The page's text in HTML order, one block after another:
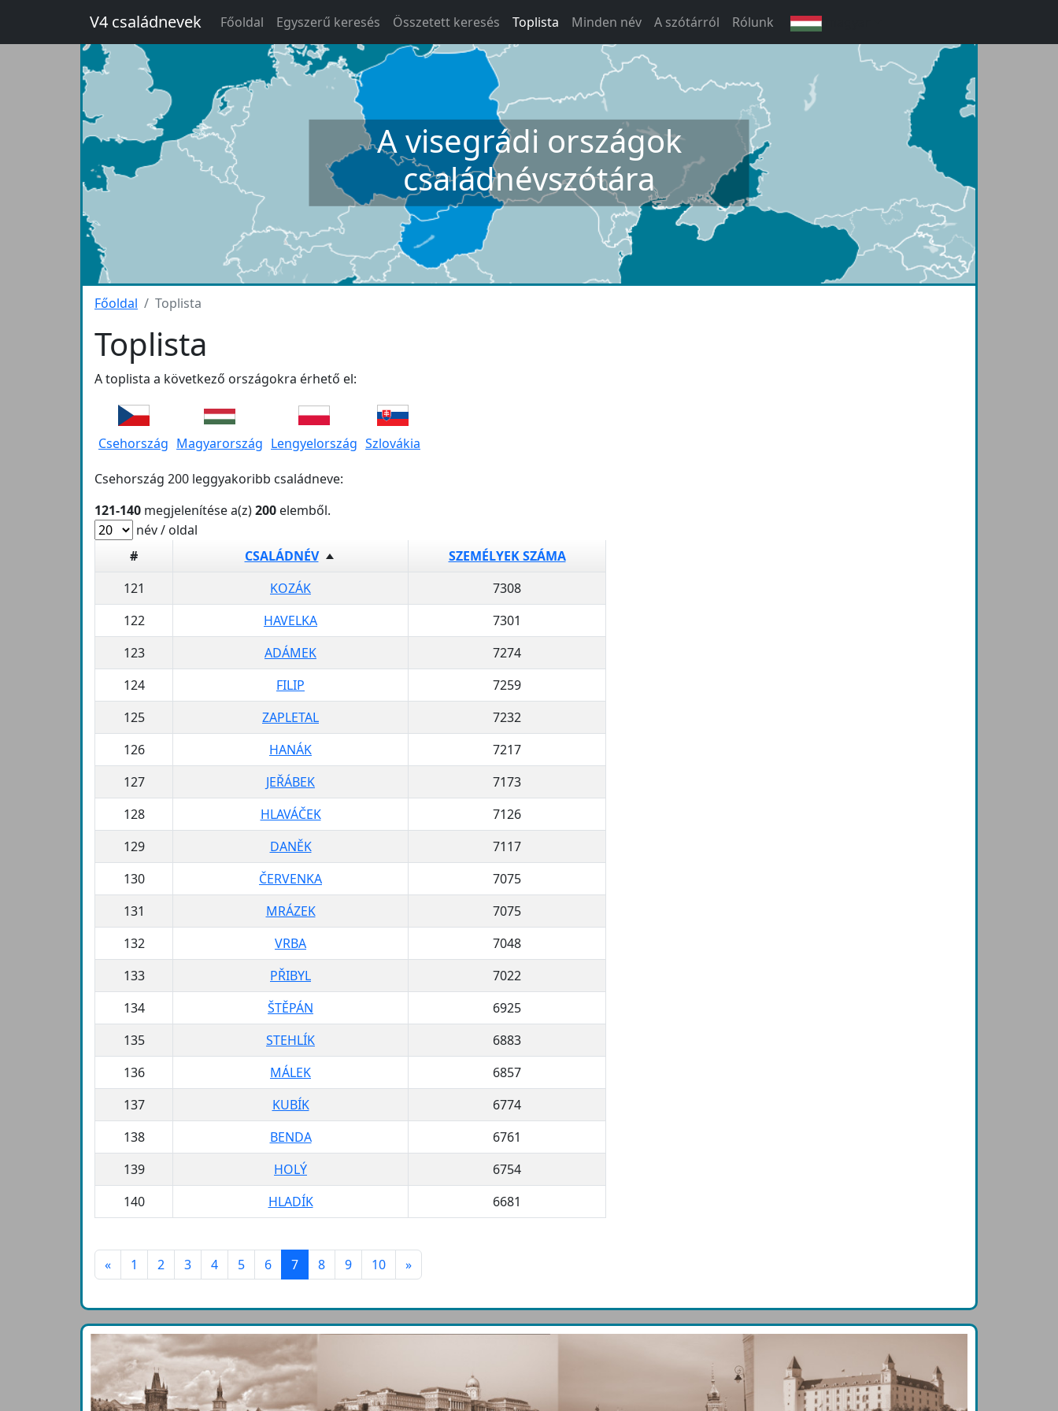
V4 családnevek Főoldal Egyszerű keresés Összetett keresés Toplista Minden név A szótárról Rólunk
A visegrádi országok
családnévszótára
Főoldal Toplista
Toplista
A toplista a következő országokra érhető el:
Csehország Magyarország Lengyelország Szlovákia
Csehország 200 leggyakoribb családneve:
121-140 megjelenítése a(z)200 elemből.
név / oldal
#
CSALÁDNÉV
SZEMÉLYEK SZÁMA
121
KOZÁK
7308
122
HAVELKA
7301
123
ADÁMEK
7274
124
FILIP
7259
125
ZAPLETAL
7232
126
HANÁK
7217
127
JEŘÁBEK
7173
128
HLAVÁČEK
7126
129
DANĚK
7117
130
ČERVENKA
7075
131
MRÁZEK
7075
132
VRBA
7048
133
PŘIBYL
7022
134
ŠTĚPÁN
6925
135
STEHLÍK
6883
136
MÁLEK
6857
137
KUBÍK
6774
138
BENDA
6761
139
HOLÝ
6754
140
HLADÍK 6681
« 1 2 3 4 5 6 7 8 9 10 »